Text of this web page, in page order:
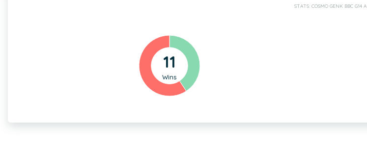
STATS: COSMO GENK BBC G14 A
11
Wins